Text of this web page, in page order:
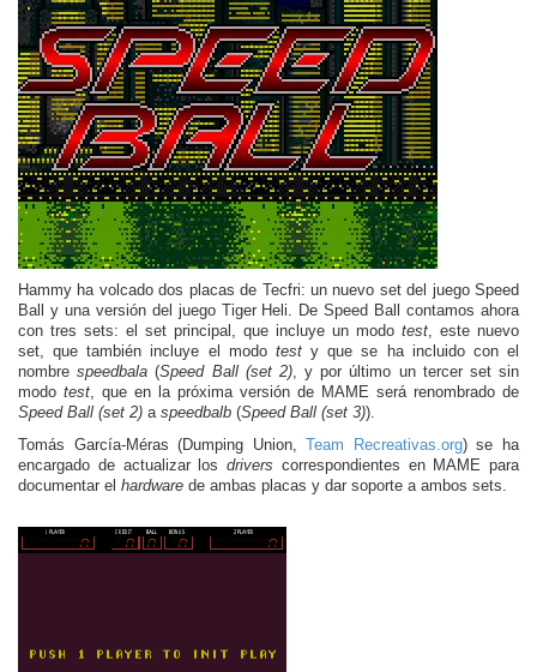
Hammy ha volcado dos placas de Tecfri: un nuevo set del juego Speed
Ball y una versión del juego Tiger Heli. De Speed Ball contamos ahora
con tres sets: el set principal, que incluye un modo test, este nuevo
set, que también incluye el modo testy que se ha incluido con el
nombrespeedbala (Speed Ball (set 2), y por último un tercer set sin
modo test, que en la próxima versión de MAME será renombrado de
Speed Ball (set 2) a speedbalb (Speed Ball (set 3)).
Tomás García-Méras (Dumping Union,
Team Recreativas.org) se ha
encargado de actualizar los drivers correspondientes en MAME para
documentar el hardware de ambas placas y dar soporte a ambos sets.